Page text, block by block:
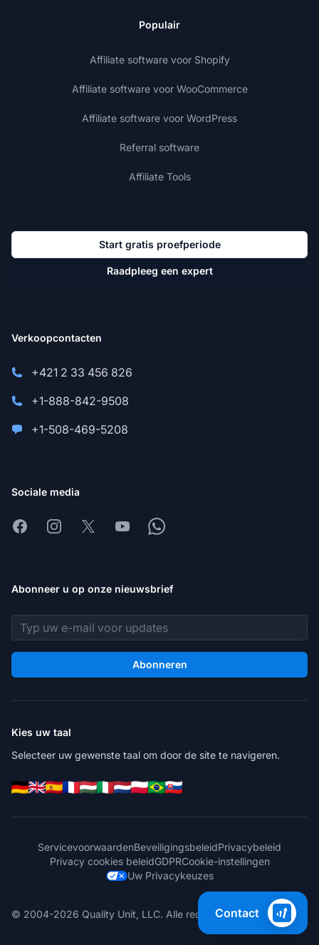
Populair
Affiliate software voor Shopify
Affiliate software voor WooCommerce
Affiliate software voor WordPress
Referral software
Affiliate Tools
Start gratis proefperiode
Raadpleeg een expert
Verkoopcontacten
+421 2 33 456 826
+1-888-842-9508
+1-508-469-5208
Sociale media
FacebookInstagram
X YoutubeWhatsapp
Abonneer u op onze nieuwsbrief
E-mailadres
Abonneren
Kies uw taal
Selecteer uw gewenste taal om door de site te navigeren.
ServicevoorwaardenBeveiligingsbeleidPrivacybeleid
Privacy cookies beleidGDPRCookie-instellingen
Uw Privacykeuzes
© 2004-2026 Quality Unit, LLC. Alle rechten voorbehouden.
Contact